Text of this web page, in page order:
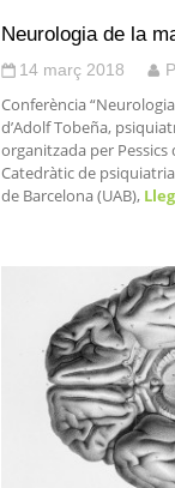
Neurologia de la
14 març 2018
Conferència
d’Adolf Tobeña,
organitzada per Pessics
Catedràtic de
de Barcelona (UAB),